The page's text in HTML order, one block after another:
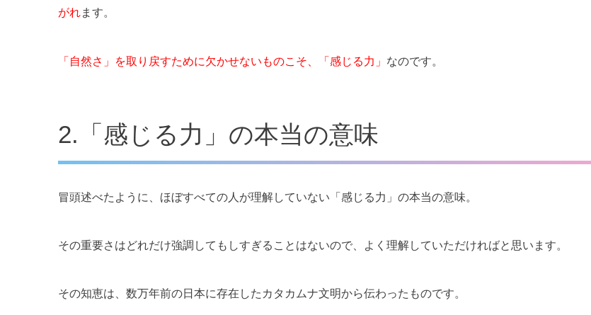
がれます。
「自然さ」を取り戻すために欠かせないものこそ、「感じる力」 なのです。
2.「感じる力」の本当の意味
冒頭述べたように、ほぼすべての人が理解していない「感じる力」の本当の意味。
その重要さはどれだけ強調してもしすぎることはないので、よく理解していただければと思います。
その知恵は、数万年前の日本に存在したカタカムナ文明から伝わったものです。